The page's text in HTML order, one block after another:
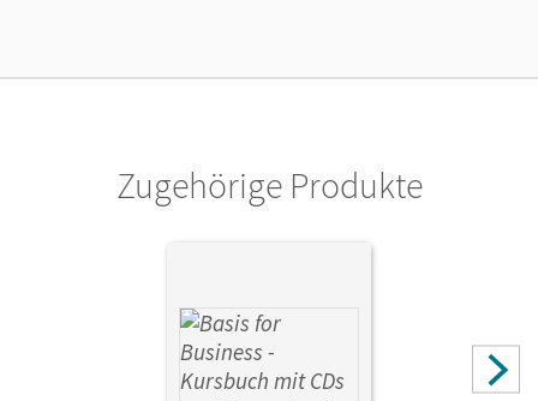
Cornelsen Verlag
Zugehörige Produkte